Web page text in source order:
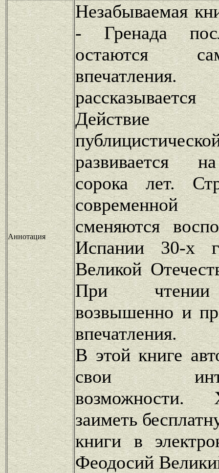
Аннотация
Незабываемая
- Гренада
остаются
развивается
сорока лет.
сменяются
Испании 30-х
Великой
При чтении
возвышенно и
впечатления.
В этой книге
свои
возможности.
заиметь
книги в
Феодосий